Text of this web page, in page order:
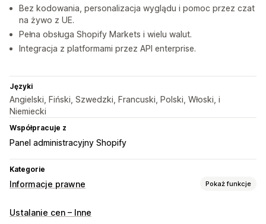
Bez kodowania, personalizacja wyglądu i pomoc przez czat
na żywo z UE.
Pełna obsługa Shopify Markets i wielu walut.
Integracja z platformami przez API enterprise.
Języki
Angielski, Fiński, Szwedzki, Francuski, Polski, Włoski, i
Niemiecki
Współpracuje z
Panel administracyjny Shopify
Kategorie
Informacje prawne Pokaż funkcje
Zgodność
Ustalanie cen – Inne